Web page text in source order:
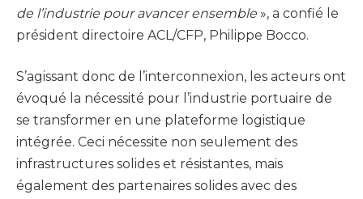
de l’industrie pour avancer ensemble », a confié le
président directoire ACL/CFP, Philippe Bocco.
S’agissant donc de l’interconnexion, les acteurs ont
évoqué la nécessité pour l’industrie portuaire de
se transformer en une plateforme logistique
intégrée. Ceci nécessite non seulement des
infrastructures solides et résistantes, mais
également des partenaires solides avec des